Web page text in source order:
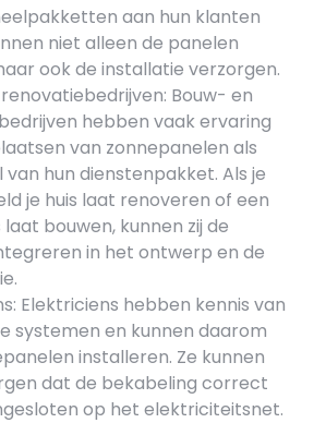
aan hun klanten
niet alleen de panelen
ook de installatie verzorgen.
Bouw- en
hebben vaak ervaring
van zonnepanelen als
hun dienstenpakket. Als je
je huis laat renoveren of een
laat bouwen, kunnen zij de
in het ontwerp en de
Elektriciens hebben kennis van
systemen en kunnen daarom
installeren. Ze kunnen
dat de bekabeling correct
op het elektriciteitsnet.